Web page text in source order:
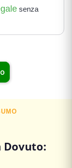
senza
Dovuto: